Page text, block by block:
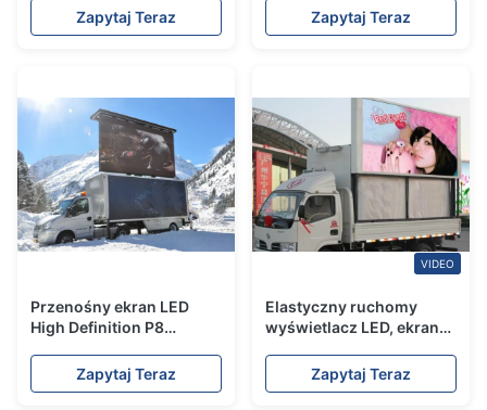
NoticeZapytaj Teraz
podnoszeniem
Zapytaj Teraz
Przenośny ekran LED
High Definition P8
Driving Method
Zapytaj Teraz
VIDEO
Elastyczny ruchomy
wyświetlacz LED, ekran
Led SMD P4 16bit
Zapytaj Teraz